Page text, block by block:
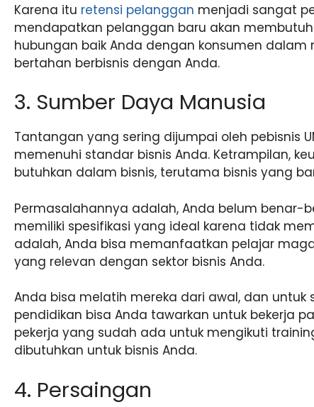
Karena itu retensi pelanggan menjadi sangat
mendapatkan pelanggan baru akan
hubungan baik Anda dengan konsumen
bertahan berbisnis dengan Anda.
3. Sumber Daya Manusia
Tantangan yang sering dijumpai oleh pebisnis
memenuhi standar bisnis Anda. Ketrampilan,
butuhkan dalam bisnis, terutama bisnis yang
Permasalahannya adalah, Anda belum benar-
memiliki spesifikasi yang ideal karena tidak
adalah, Anda bisa memanfaatkan pelajar
yang relevan dengan sektor bisnis Anda.
Anda bisa melatih mereka dari awal, dan
pendidikan bisa Anda tawarkan untuk bekerja
pekerja yang sudah ada untuk mengikuti
dibutuhkan untuk bisnis Anda.
4. Persaingan